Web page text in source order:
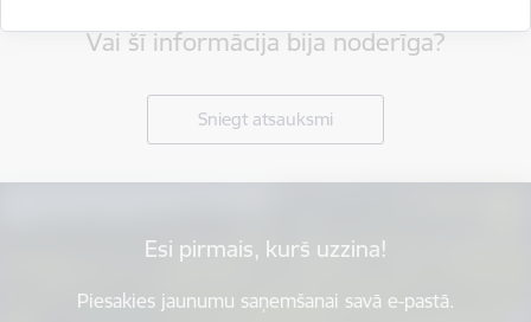
Vai šī informācija bija noderīga?
Sniegt atsauksmi
Esi pirmais, kurš uzzina!
Piesakies jaunumu saņemšanai savā e-pastā.